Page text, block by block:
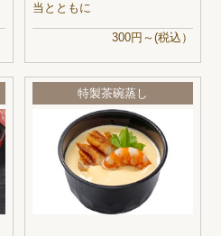
当とともに
300円～(税込）
特製茶碗蒸し